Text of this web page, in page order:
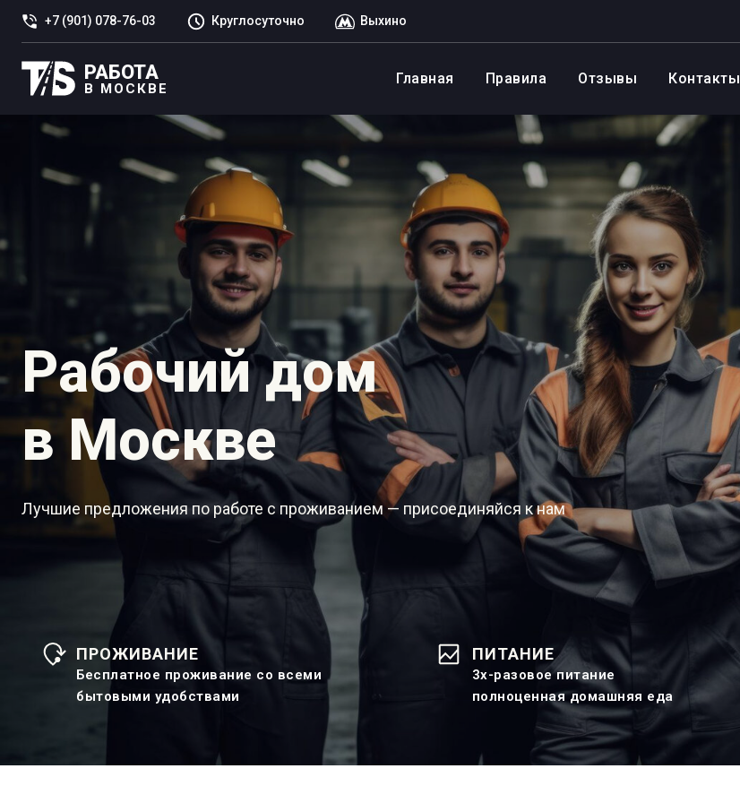
+7 (901) 078-76-03 Круглосуточно Выхино
РАБОТА
В МОСКВЕ
Главная Правила Отзывы Контакты
Рабочий дом
в Москве
Лучшие предложения по работе с проживанием — присоединяйся к нам
ПРОЖИВАНИЕ
Бесплатное проживание со всеми
бытовыми удобствами
ПИТАНИЕ
3х-разовое питание
полноценная домашняя еда